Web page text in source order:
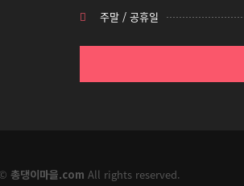
주말 / 공휴일
총댕이마을.com All rights reserved.